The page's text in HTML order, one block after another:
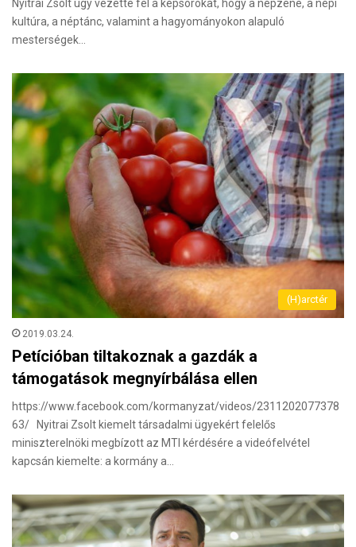
Nyitrai Zsolt úgy vezette fel a képsorokat, hogy a népzene, a népi
kultúra, a néptánc, valamint a hagyományokon alapuló
mesterségek…
(H)arctér
2019.03.24.
Petícióban tiltakoznak a gazdák a
támogatások megnyírbálása ellen
https://www.facebook.com/kormanyzat/videos/2311202077378
63/ Nyitrai Zsolt kiemelt társadalmi ügyekért felelős
miniszterelnöki megbízott az MTI kérdésére a videófelvétel
kapcsán kiemelte: a kormány a…